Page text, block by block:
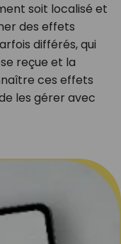
soit localisé et
des effets
différés, qui
reçue et la
ces effets
les gérer avec